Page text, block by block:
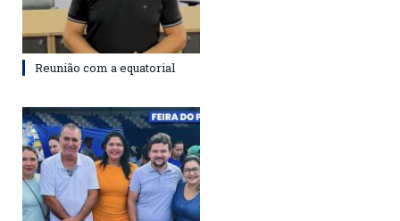
Reunião com a equatorial